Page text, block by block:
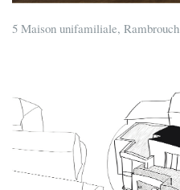
5 Maison unifamiliale, Rambrouch